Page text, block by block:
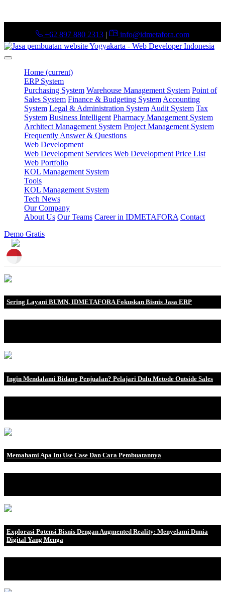
+62 897 880 2313 | info@idmetafora.com
Home (current)
ERP System
Purchasing System Warehouse Management System Point of
Sales System Finance & Budgeting System Accounting
System Legal & Administration System Audit System Tax
System Business Intelligent Pharmacy Management System
Architect Management System Project Management System
Frequently Answer & Questions
Web Development
Web Development Services Web Development Price List
Web Portfolio
KOL Management System
Tools
KOL Management System
Tech News
Our Company
About Us Our Teams Career in IDMETAFORA Contact
Demo Gratis
Sering Layani BUMN, IDMETAFORA Fokuskan Bisnis Jasa ERP
Ingin Mendalami Bidang Penjualan? Pelajari Dulu Metode Outside Sales
Memahami Apa Itu Use Case Dan Cara Pembuatannya
Explorasi Potensi Bisnis Dengan Augmented Reality: Menyelami Dunia
Digital Yang Menga